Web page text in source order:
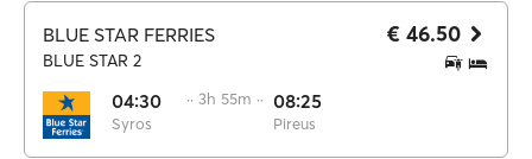
BLUE STAR FERRIES
BLUE STAR 2
04:30
Syros
·· 3h 55m ·· 08:25
Pireus
€ 46.50